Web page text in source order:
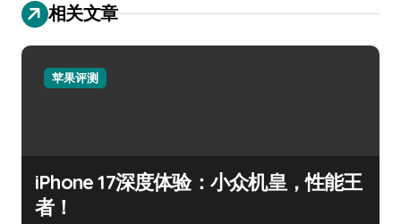
相关文章
苹果评测
iPhone 17深度体验：小众机皇，性能王
者！